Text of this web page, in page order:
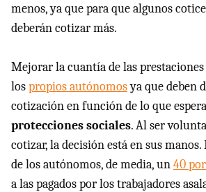
menos, ya que para que algunos
deberán cotizar más.
Mejorar la cuantía de las prestaciones
lospropios autónomosya que deben
cotización en función de lo que
protecciones sociales. Al ser
cotizar, la decisión está en sus manos.
de los autónomos, de media, un40
a las pagados por los trabajadores